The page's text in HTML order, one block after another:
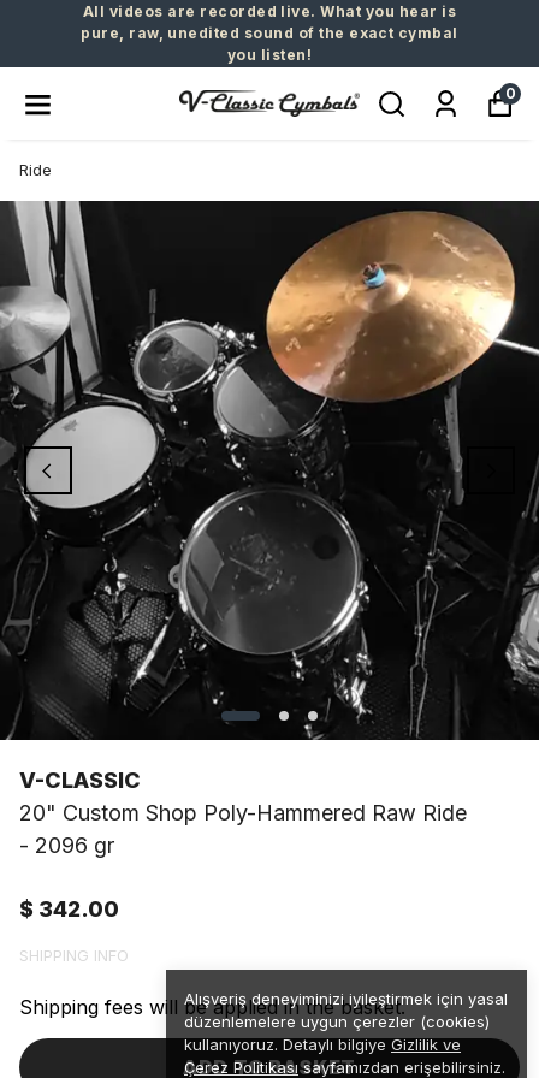
All videos are recorded live. What you hear is
pure, raw, unedited sound of the exact cymbal
you listen!
0
Alışveriş deneyiminizi iyileştirmek için yasal
düzenlemelere uygun çerezler (cookies)
kullanıyoruz. Detaylı bilgiyeGizlilik ve
Çerez Politikasısayfamızdan erişebilirsiniz.
Ride
V-CLASSIC
20" Custom Shop Poly-Hammered Raw Ride
- 2096 gr
$ 342.00
SHIPPING INFO
Shipping fees will be applied in the basket.
ADD TO BASKET